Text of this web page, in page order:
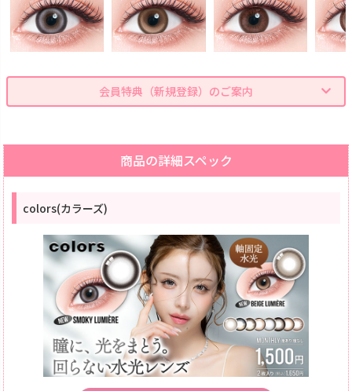
会員特典（新規登録）のご案内
商品の詳細スペック
colors(カラーズ)